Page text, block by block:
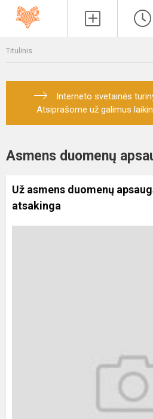
Titulinis
Interneto svetainės
Atsiprašome už galimus
Asmens duomenų
Už asmens duomenų
atsakinga